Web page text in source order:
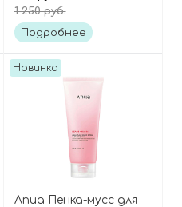
Baking powder B.B.
deep cleansing foam
1 250 руб.
Подробнее
Новинка
Anua Пенка-мусс для